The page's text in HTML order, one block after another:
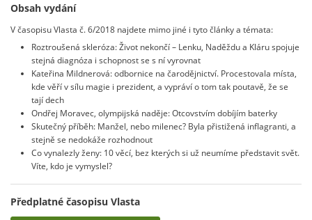
Obsah vydání
V časopisu Vlasta č. 6/2018 najdete mimo jiné i tyto články a témata:
Roztroušená skleróza: Život nekončí – Lenku, Naděždu a Kláru spojuje
stejná diagnóza i schopnost se s ní vyrovnat
Kateřina Mildnerová: odbornice na čarodějnictví. Procestovala místa,
kde věří v sílu magie i prezident, a vypráví o tom tak poutavě, že se
tají dech
Ondřej Moravec, olympijská naděje: Otcovstvím dobíjím baterky
Skutečný příběh: Manžel, nebo milenec? Byla přistižená inflagranti, a
stejně se nedokáže rozhodnout
Co vynalezly ženy: 10 věcí, bez kterých si už neumíme představit svět.
Víte, kdo je vymyslel?
Předplatné časopisu Vlasta